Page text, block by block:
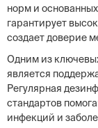
норм и
гарантирует
создает доверие
Одним из
является
Регулярная
стандартов
инфекций и